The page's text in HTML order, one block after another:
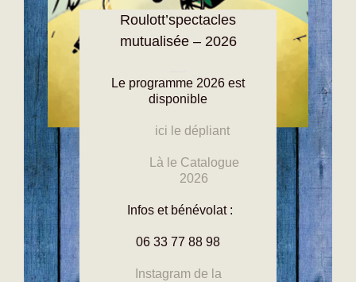
Roulott’spectacles
mutualisée – 2026
Le programme 2026 est
disponible
ici le dépliant
Là le Catalogue
2026
Infos et bénévolat :
06 33 77 88 98
Instagram de la